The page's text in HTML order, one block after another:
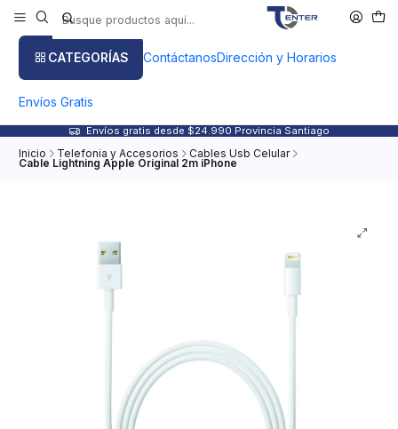
CATEGORÍAS ContáctanosDirección y Horarios
Envíos Gratis
Envíos gratis desde $24.990 Provincia Santiago
Inicio Telefonia y Accesorios Cables Usb Celular
Cable Lightning Apple Original 2m iPhone